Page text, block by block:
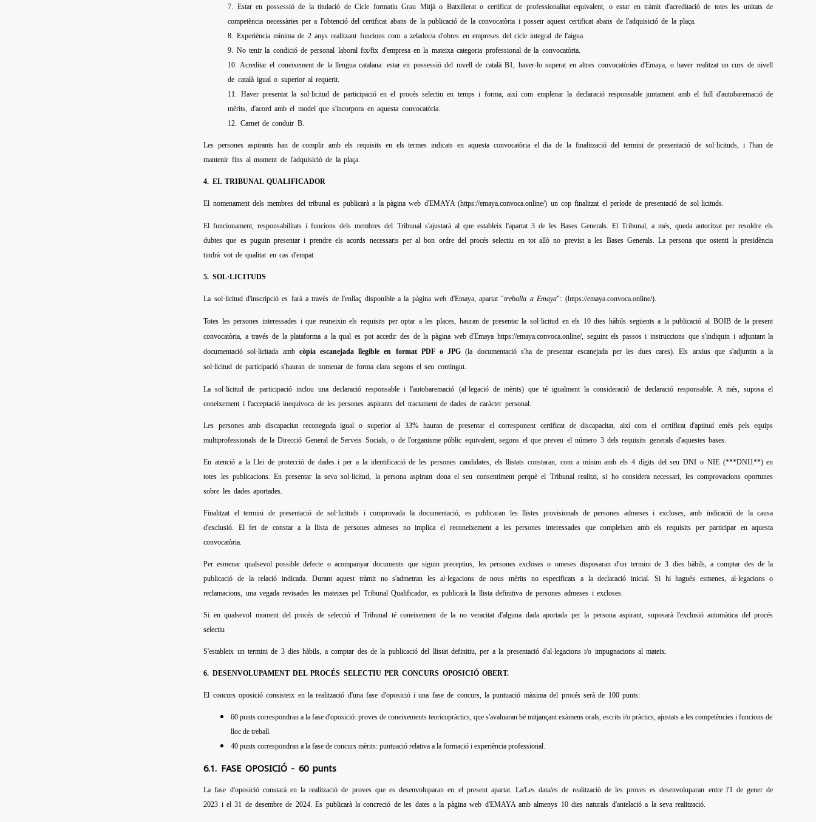
7. Estar en possessió de la titulació de Cicle formatiu Grau Mitjà o Batxillerat o certificat de professionalitat equivalent, o estar en tràmit d'acreditació de totes les unitats de
competència necessàries per a l'obtenció del certificat abans de la publicació de la convocatòria i posseir aquest certificat abans de l'adquisició de la plaça.
8. Experiència mínima de 2 anys realitzant funcions com a zelador/a d'obres en empreses del cicle integral de l'aigua.
9. No tenir la condició de personal laboral fix/fix d'empresa en la mateixa categoria professional de la convocatòria.
10. Acreditar el coneixement de la llengua catalana: estar en possessió del nivell de català B1, haver-lo superat en altres convocatòries d'Emaya, o haver realitzat un curs de nivell
de català igual o superior al requerit.
11. Haver presentat la sol·licitud de participació en el procés selectiu en temps i forma, així com emplenar la declaració responsable juntament amb el full d'autobaremació de
mèrits, d'acord amb el model que s'incorpora en aquesta convocatòria.
12. Carnet de conduir B.
Les persones aspirants han de complir amb els requisits en els termes indicats en aquesta convocatòria el dia de la finalització del termini de presentació de sol·licituds, i l'han de
mantenir fins al moment de l'adquisició de la plaça.
4. EL TRIBUNAL QUALIFICADOR
El nomenament dels membres del tribunal es publicarà a la pàgina web d'EMAYA (https://emaya.convoca.online/) un cop finalitzat el període de presentació de sol·licituds.
El funcionament, responsabilitats i funcions dels membres del Tribunal s'ajustarà al que estableix l'apartat 3 de les Bases Generals. El Tribunal, a més, queda autoritzat per resoldre els
dubtes que es puguin presentar i prendre els acords necessaris per al bon ordre del procés selectiu en tot allò no previst a les Bases Generals. La persona que ostenti la presidència
tindrà vot de qualitat en cas d'empat.
5. SOL·LICITUDS
La sol·licitud d'inscripció es farà a través de l'enllaç disponible a la pàgina web d'Emaya, apartat "treballa a Emaya": (https://emaya.convoca.online/).
Totes les persones interessades i que reuneixin els requisits per optar a les places, hauran de presentar la sol·licitud en els 10 dies hàbils següents a la publicació al BOIB de la present
convocatòria, a través de la plataforma a la qual es pot accedir des de la pàgina web d'Emaya https://emaya.convoca.online/, seguint els passos i instruccions que s'indiquin i adjuntant la
documentació sol·licitada ambcòpia escanejada llegible en format PDF o JPG (la documentació s'ha de presentar escanejada per les dues cares). Els arxius que s'adjuntin a la
sol·licitud de participació s'hauran de nomenar de forma clara segons el seu contingut.
La sol·licitud de participació inclou una declaració responsable i l'autobaremació (al·legació de mèrits) que té igualment la consideració de declaració responsable. A més, suposa el
coneixement i l'acceptació inequívoca de les persones aspirants del tractament de dades de caràcter personal.
Les persones amb discapacitat reconeguda igual o superior al 33% hauran de presentar el corresponent certificat de discapacitat, així com el certificat d'aptitud emès pels equips
multiprofessionals de la Direcció General de Serveis Socials, o de l'organisme públic equivalent, segons el que preveu el número 3 dels requisits generals d'aquestes bases.
En atenció a la Llei de protecció de dades i per a la identificació de les persones candidates, els llistats constaran, com a mínim amb els 4 dígits del seu DNI o NIE (***DNI1**) en
totes les publicacions. En presentar la seva sol·licitud, la persona aspirant dona el seu consentiment perquè el Tribunal realitzi, si ho considera necessari, les comprovacions oportunes
sobre les dades aportades.
Finalitzat el termini de presentació de sol·licituds i comprovada la documentació, es publicaran les llistes provisionals de persones admeses i excloses, amb indicació de la causa
d'exclusió. El fet de constar a la llista de persones admeses no implica el reconeixement a les persones interessades que compleixen amb els requisits per participar en aquesta
convocatòria.
Per esmenar qualsevol possible defecte o acompanyar documents que siguin preceptius, les persones excloses o omeses disposaran d'un termini de 3 dies hàbils, a comptar des de la
publicació de la relació indicada. Durant aquest tràmit no s'admetran les al·legacions de nous mèrits no especificats a la declaració inicial. Si hi hagués esmenes, al·legacions o
reclamacions, una vegada revisades les mateixes pel Tribunal Qualificador, es publicarà la llista definitiva de persones admeses i excloses.
Si en qualsevol moment del procés de selecció el Tribunal té coneixement de la no veracitat d'alguna dada aportada per la persona aspirant, suposarà l'exclusió automàtica del procés
selectiu
S'estableix un termini de 3 dies hàbils, a comptar des de la publicació del llistat definitiu, per a la presentació d'al·legacions i/o impugnacions al mateix.
6. DESENVOLUPAMENT DEL PROCÉS SELECTIU PER CONCURS OPOSICIÓ OBERT.
El concurs oposició consisteix en la realització d'una fase d'oposició i una fase de concurs, la puntuació màxima del procés serà de 100 punts:
60 punts correspondran a la fase d'oposició: proves de coneixements teoricopràctics, que s'avaluaran bé mitjançant exàmens orals, escrits i/o pràctics, ajustats a les competències i funcions del
lloc de treball.
40 punts correspondran a la fase de concurs mèrits: puntuació relativa a la formació i experiència professional.
6.1. FASE OPOSICIÓ - 60 punts
La fase d'oposició constarà en la realització de proves que es desenvoluparan en el present apartat. La/Les data/es de realització de les proves es desenvoluparan entre l'1 de gener de
2023 i el 31 de desembre de 2024. Es publicarà la concreció de les dates a la pàgina web d'EMAYA amb almenys 10 dies naturals d'antelació a la seva realització.